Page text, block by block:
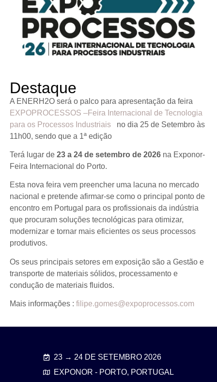
Destaque
A ENERH2O será o palco para apresentação da feira
EXPOPROCESSOS –Feira Internacional de Tecnologia
para os Processos Industriais
no dia 25 de Setembro às
11h00, sendo que a 1ª edição
Terá lugar de 23 a 24 de setembro de 2026 na Exponor-
Feira Internacional do Porto.
Esta nova feira vem preencher uma lacuna no mercado
nacional e pretende afirmar-se como o principal ponto de
encontro em Portugal para os profissionais da indústria
que procuram soluções tecnológicas para otimizar,
modernizar e tornar mais eficientes os seus processos
produtivos.
Os seus principais setores em exposição são a Gestão e
transporte de materiais sólidos, processamento e
condução de materiais fluidos.
Mais informações : filipe.gomes@expoprocessos.com
23 → 24 DE SETEMBRO 2026
EXPONOR - PORTO, PORTUGAL